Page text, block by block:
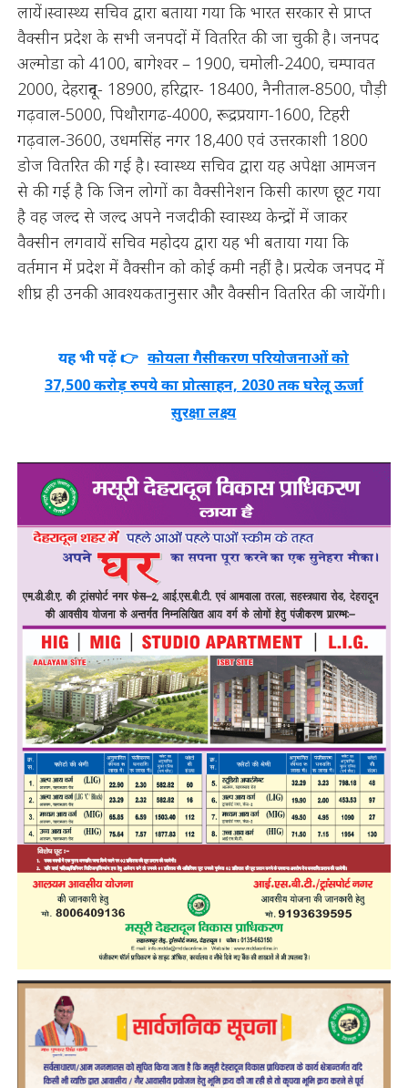
लायें।स्वास्थ्य सचिव द्वारा बताया गया कि भारत सरकार से प्राप्त
वैक्सीन प्रदेश के सभी जनपदों में वितरित की जा चुकी है। जनपद
अल्मोडा को 4100, बागेश्वर – 1900, चमोली-2400, चम्पावत
2000, देहरादून- 18900, हरिद्वार- 18400, नैनीताल-8500, पौड़ी
गढ़वाल-5000, पिथौरागढ-4000, रूद्रप्रयाग-1600, टिहरी
गढ़वाल-3600, उधमसिंह नगर 18,400 एवं उत्तरकाशी 1800
डोज वितरित की गई है। स्वास्थ्य सचिव द्वारा यह अपेक्षा आमजन
से की गई है कि जिन लोगों का वैक्सीनेशन किसी कारण छूट गया
है वह जल्द से जल्द अपने नजदीकी स्वास्थ्य केन्द्रों में जाकर
वैक्सीन लगवायें सचिव महोदय द्वारा यह भी बताया गया कि
वर्तमान में प्रदेश में वैक्सीन को कोई कमी नहीं है। प्रत्येक जनपद में
शीघ्र ही उनकी आवश्यकतानुसार और वैक्सीन वितरित की जायेंगी।
यह भी पढ़ें 👉 कोयला गैसीकरण परियोजनाओं को
37,500 करोड़ रुपये का प्रोत्साहन, 2030 तक घरेलू ऊर्जा
सुरक्षा लक्ष्य